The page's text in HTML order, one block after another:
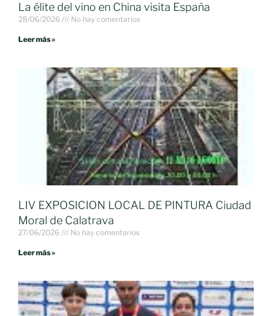
La élite del vino en China visita España
28/06/2026 No hay comentarios
Leer más »
LIV EXPOSICION LOCAL DE PINTURA Ciudad
Moral de Calatrava
27/06/2026 No hay comentarios
Leer más »